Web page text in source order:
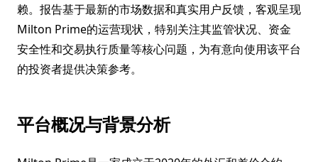
赖。报告基于最新的市场数据和真实用户反馈，客观呈现
Milton Prime的运营现状，特别关注其监管状况、资金
安全性和交易执行质量等核心问题，为有意向使用该平台
的投资者提供决策参考。
平台概况与背景分析